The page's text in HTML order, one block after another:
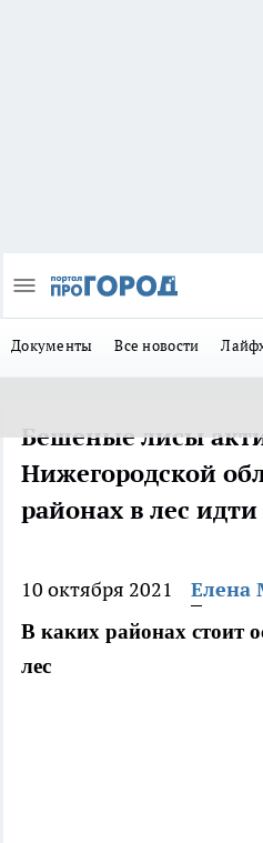
Документы Все новости
Бешеные лисы
Нижегородской
районах в лес
10 октября 2021 Елена
В каких районах стоит
лес